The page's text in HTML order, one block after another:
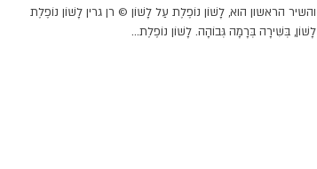
והשיר הראשון הוא, לָשׁוֹן נוֹפֶלֶת עַל לָשׁוֹן © רן גרין לָשׁוֹן נוֹפֶלֶת עַל
לָשׁוֹן, בְּשִׁירָה בְּרָמָה גְּבוֹהָה. לָשׁוֹן נוֹפֶלֶת...